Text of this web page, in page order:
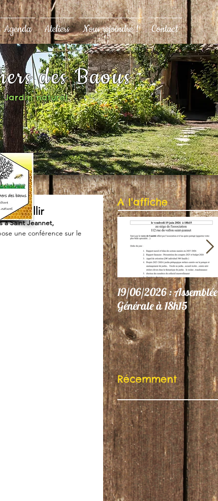
Vieillir
à Saint Jeannet,
une conférence sur le
A l'affiche
19/06/2026 : Assemblée
Générale à 18h15
Récemment
Agenda Ateliers Nous rejoindre ! Contact
des Baous
naturel